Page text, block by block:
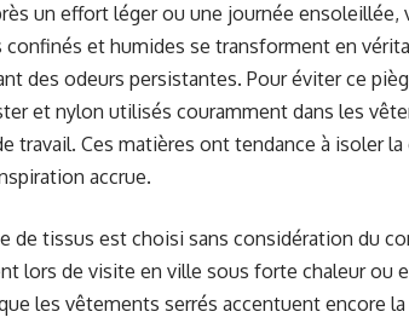
un effort léger ou une journée
confinés et humides se transforment en
des odeurs persistantes. Pour éviter ce
et nylon utilisés couramment dans les
travail. Ces matières ont tendance à isoler la
accrue.
de tissus est choisi sans considération du
lors de visite en ville sous forte chaleur ou
les vêtements serrés accentuent encore